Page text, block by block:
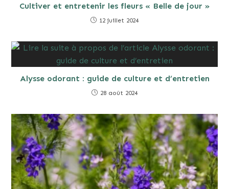
Cultiver et entretenir les fleurs « Belle de jour »
12 juillet 2024
Alysse odorant : guide de culture et d’entretien
28 août 2024